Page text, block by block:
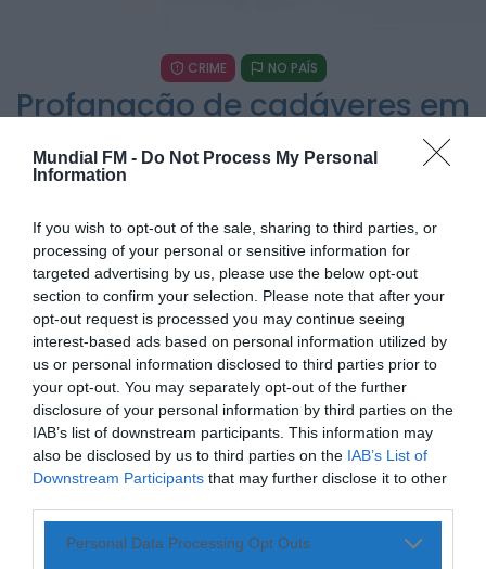
Mundial FM - Do Not Process My Personal
Information
If you wish to opt-out of the sale, sharing to third parties, or
processing of your personal or sensitive information for
targeted advertising by us, please use the below opt-out
section to confirm your selection. Please note that after your
opt-out request is processed you may continue seeing
interest-based ads based on personal information utilized by
us or personal information disclosed to third parties prior to
your opt-out. You may separately opt-out of the further
disclosure of your personal information by third parties on the
IAB’s list of downstream participants. This information may
also be disclosed by us to third parties on the IAB’s List of
Downstream Participants that may further disclose it to other
Personal Data Processing Opt Outs
em Castelo Branco
HOJE, 23:08
Juventude com entradas gratuitas na Piscina
Rádio Caria
Castelo de Belmonte recebe observação do
eclipse solar
ONTEM, 22:53
Diário Criminal
Prisão preventiva para quatro arguidos em
telecomunicações....
ONTEM, 14:37
Também em:Mundial FM
CRIME NO PAÍS
Profanação de cadáveres em
cemitério de Alhos Vedros
leva PJ a investigar o caso
O cemitério de Alhos Vedros, no concelho da Moita, foi
palco de um crime macabro: jazigos arrombados,
sepulturas profanadas, caixões abertos e corpos
desmembrados. A Polícia Judiciária (PJ) está a investigar o
caso, que envolve dez cadáveres transportados para o
PARTILHAR ESTE ARTIGO
WhatsApp
Facebook
Messenger
Bluesky
TrelloTelegram
Copy
Link